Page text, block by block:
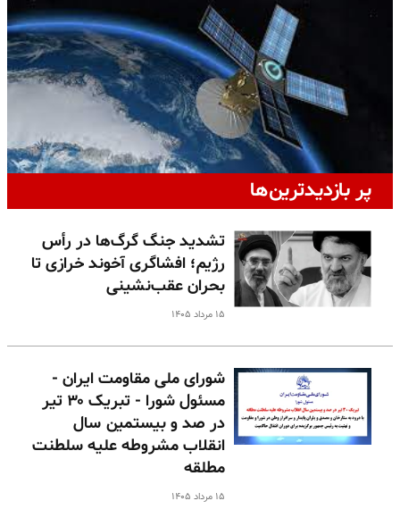
پر بازدیدترین‌ها
تشدید جنگ گرگ‌ها در رأس
رژیم؛ افشاگری آخوند خرازی تا
بحران عقب‌نشینی
۱۵ مرداد ۱۴۰۵
شورای ملی مقاومت ایران -
مسئول شورا - تبریک ۳۰ تیر
در صد و بیستمین سال
انقلاب مشروطه علیه سلطنت
مطلقه
۱۵ مرداد ۱۴۰۵